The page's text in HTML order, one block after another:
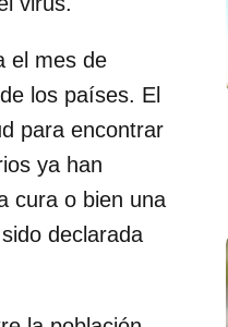
el mes de
los países. El
para encontrar
ya han
cura o bien una
declarada